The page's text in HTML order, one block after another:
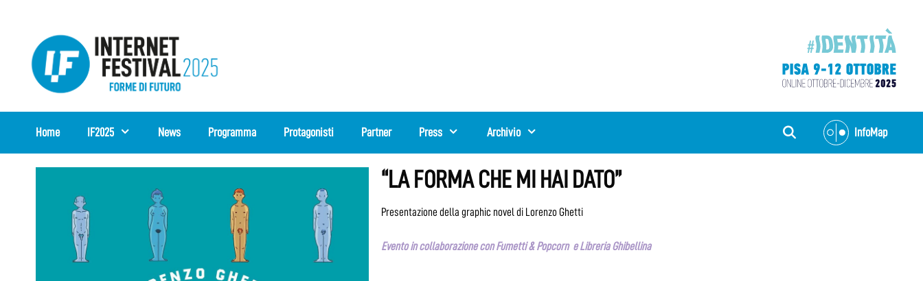
contenuto
Home IF2025 News Programma Protagonisti Partner Press Archivio InfoMap
“LA FORMA CHE MI HAI DATO”
Presentazione della graphic novel di Lorenzo Ghetti
Evento in collaborazione con Fumetti & Popcorn e Libreria Ghibellina